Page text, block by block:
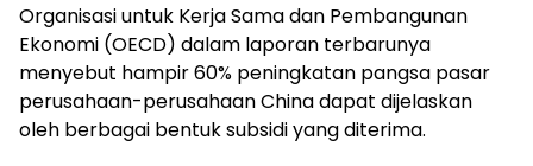
Organisasi untuk Kerja Sama dan Pembangunan
Ekonomi (OECD) dalam laporan terbarunya
menyebut hampir 60% peningkatan pangsa pasar
perusahaan-perusahaan China dapat dijelaskan
oleh berbagai bentuk subsidi yang diterima.